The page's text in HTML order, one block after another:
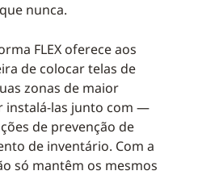
nunca.
FLEX oferece aos
de colocar telas de
zonas de maior
instalá-las junto com —
de prevenção de
de inventário. Com a
só mantêm os mesmos